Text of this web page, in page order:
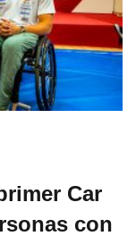
Car
con